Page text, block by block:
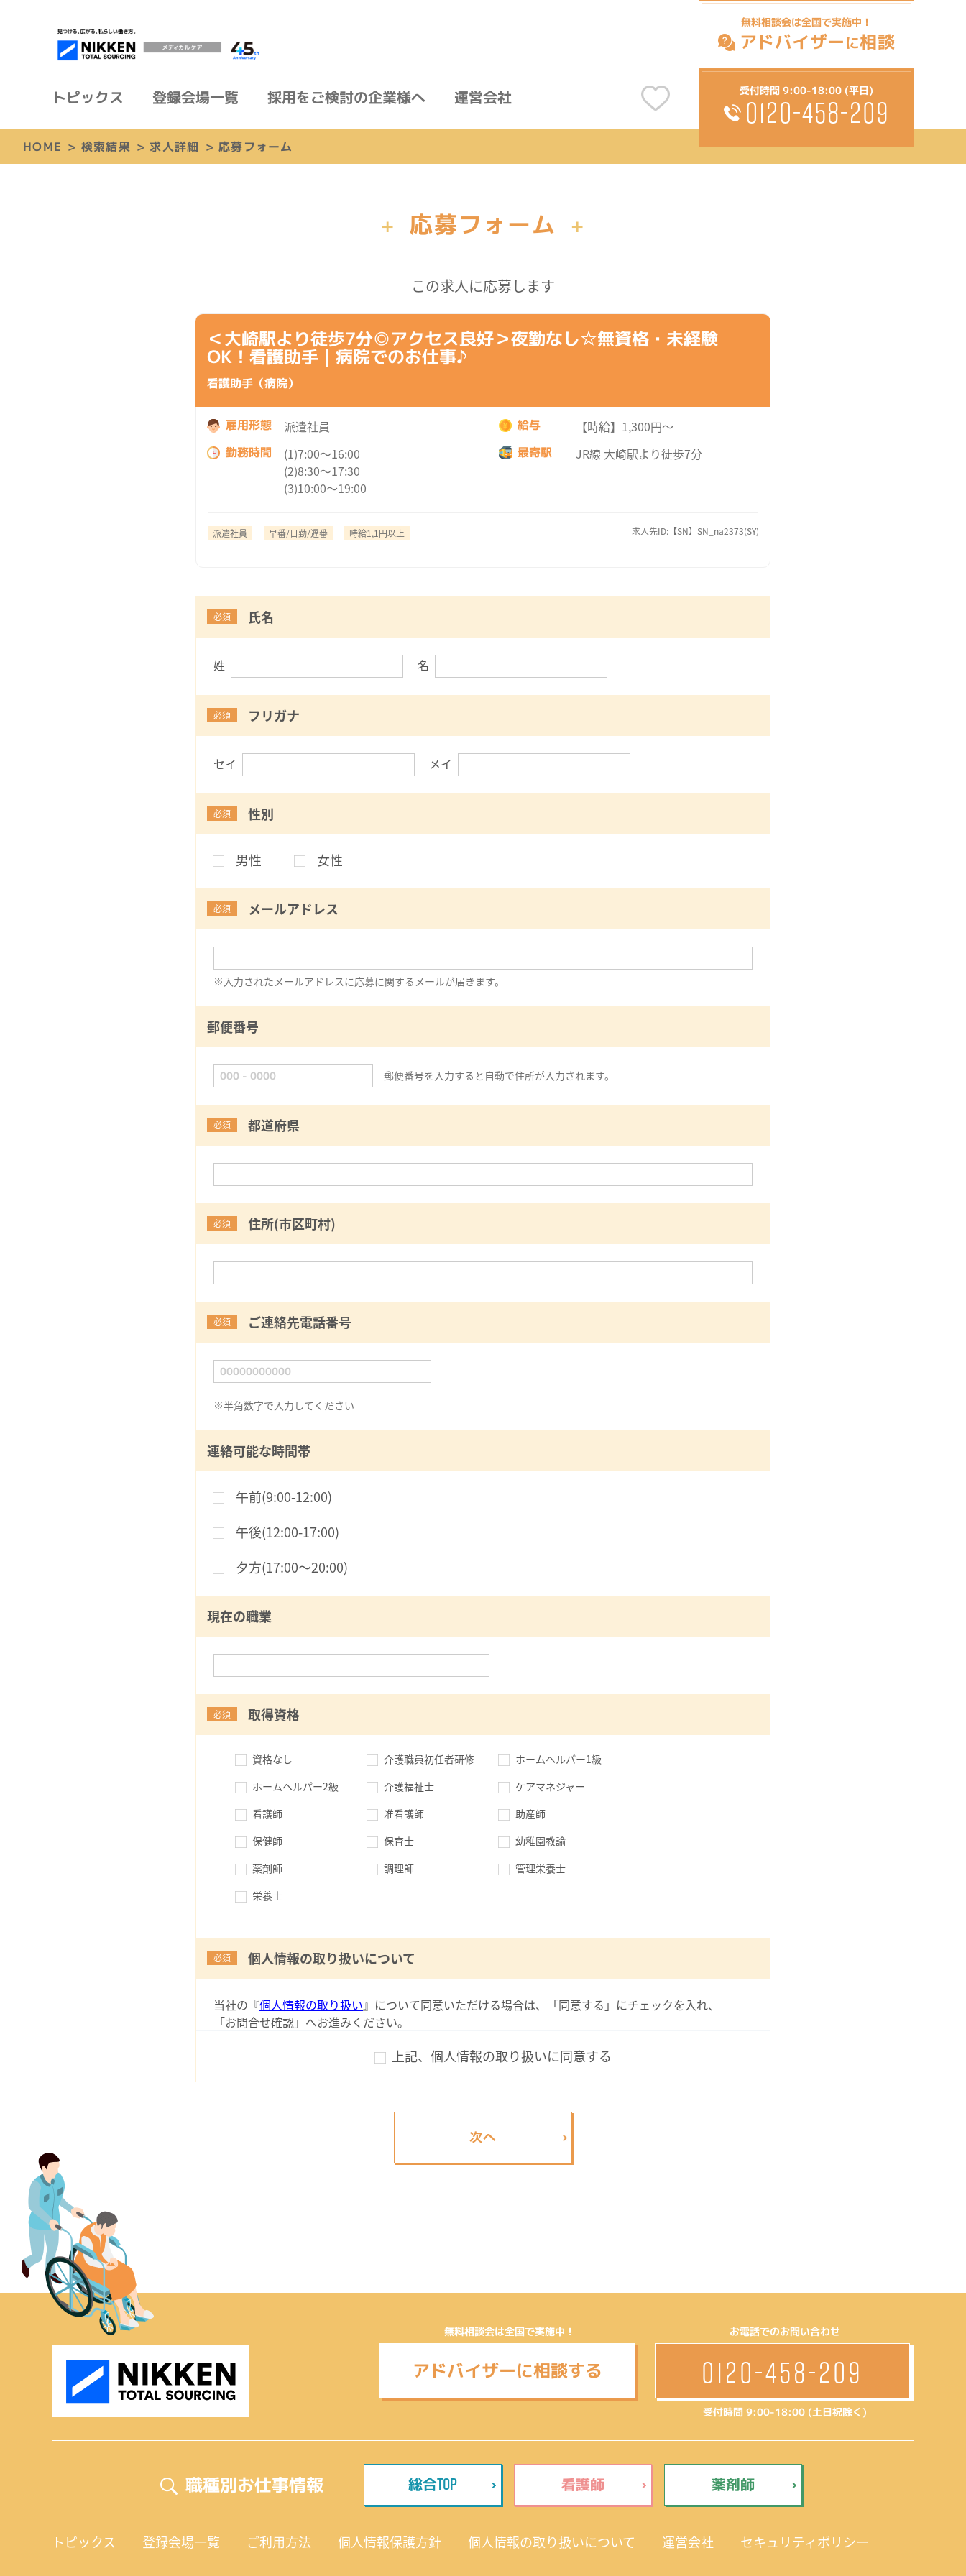
トピックス 登録会場一覧 採用をご検討の企業様へ 運営会社
無料相談会は全国で実施中！
アドバイザーに相談
受付時間 9:00-18:00 (平日)
0120-458-209
HOME > 検索結果 > 求人詳細 > 応募フォーム
+ 応募フォーム +
この求人に応募します
＜大崎駅より徒歩7分◎アクセス良好＞夜勤なし☆無資格・未経験
OK！看護助手｜病院でのお仕事♪
看護助手（病院）
雇用形態 派遣社員
勤務時間
(1)7:00～16:00
(2)8:30～17:30
(3)10:00～19:00
給与 【時給】1,300円～
最寄駅 JR線 大崎駅より徒歩7分
派遣社員 早番/日勤/遅番 時給1,1円以上 求人先ID:【SN】SN_na2373(SY)
必須 氏名
姓 名
必須 フリガナ
セイ メイ
必須 性別
男性 女性
必須 メールアドレス
※入力されたメールアドレスに応募に関するメールが届きます。
郵便番号
郵便番号を入力すると自動で住所が入力されます。
必須 都道府県
必須 住所(市区町村)
必須 ご連絡先電話番号
※半角数字で入力してください
連絡可能な時間帯
午前(9:00-12:00)
午後(12:00-17:00)
夕方(17:00〜20:00)
現在の職業
必須 取得資格
資格なし 介護職員初任者研修
ホームヘルパー1級
ホームヘルパー2級
介護福祉士
ケアマネジャー
看護師
准看護師
助産師
保健師
保育士
幼稚園教諭
薬剤師
調理師
管理栄養士
栄養士
必須 個人情報の取り扱いについて
当社の『個人情報の取り扱い』について同意いただける場合は、「同意する」にチェックを入れ、
「お問合せ確認」へお進みください。
上記、個人情報の取り扱いに同意する
無料相談会は全国で実施中！
アドバイザーに相談する
お電話でのお問い合わせ
0120-458-209
受付時間 9:00-18:00 (土日祝除く)
職種別お仕事情報 総合TOP 看護師 薬剤師
トピックス 登録会場一覧 ご利用方法 個人情報保護方針 個人情報の取り扱いについて 運営会社 セキュリティポリシー